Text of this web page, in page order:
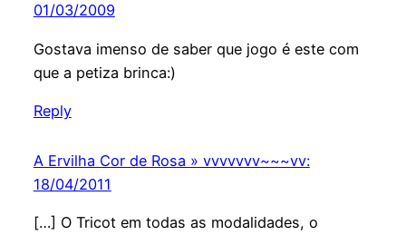
01/03/2009
Gostava imenso de saber que jogo é este com
que a petiza brinca:)
Reply
A Ervilha Cor de Rosa » vvvvvvv~~~vv:
18/04/2011
[…] O Tricot em todas as modalidades, o